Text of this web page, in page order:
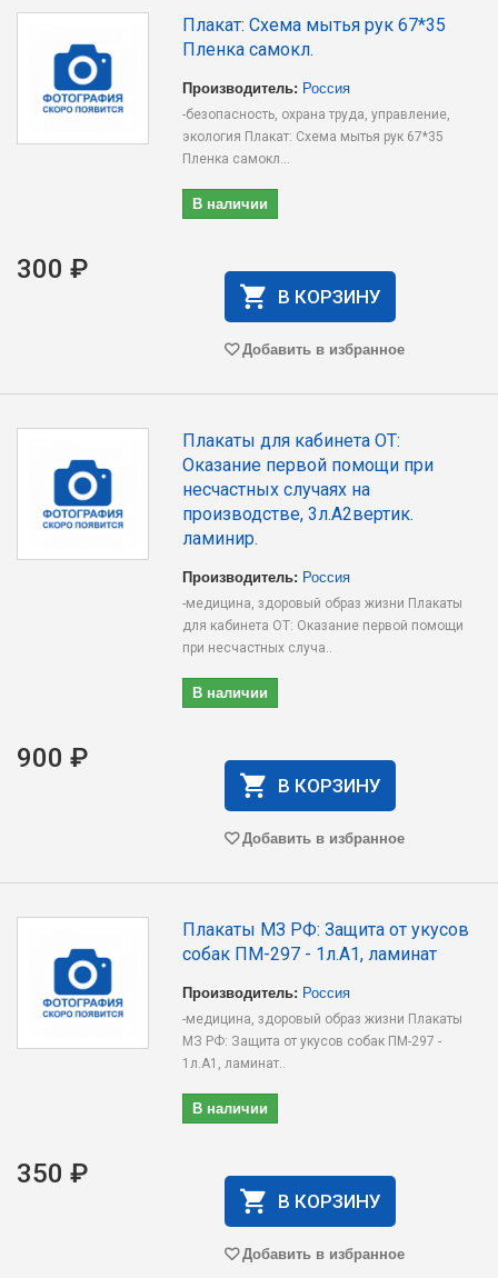
Плакат: Схема мытья рук 67*35
Пленка самокл.
Производитель: Россия
-безопасность, охрана труда, управление,
экология Плакат: Схема мытья рук 67*35
Пленка самокл...
В наличии
300 ₽
В КОРЗИНУ
Добавить в избранное
Плакаты для кабинета ОТ:
Оказание первой помощи при
несчастных случаях на
производстве, 3л.А2вертик.
ламинир.
Производитель: Россия
-медицина, здоровый образ жизни Плакаты
для кабинета ОТ: Оказание первой помощи
при несчастных случа..
В наличии
900 ₽
В КОРЗИНУ
Добавить в избранное
Плакаты МЗ РФ: Защита от укусов
собак ПМ-297 - 1л.А1, ламинат
Производитель: Россия
-медицина, здоровый образ жизни Плакаты
МЗ РФ: Защита от укусов собак ПМ-297 -
1л.А1, ламинат..
В наличии
350 ₽
В КОРЗИНУ
Добавить в избранное